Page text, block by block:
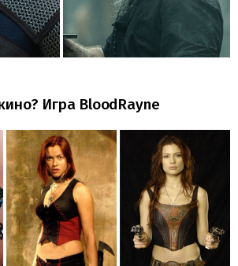
Игра BloodRayne